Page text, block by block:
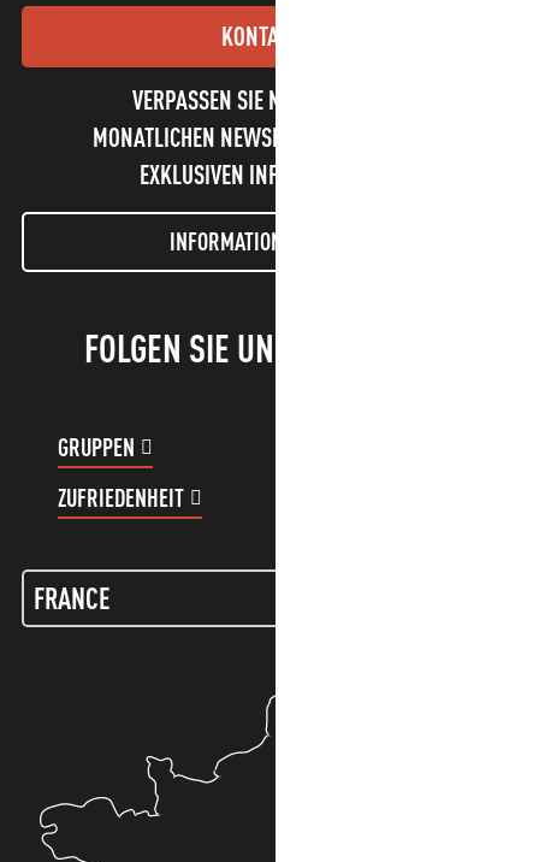
KONTAKT
VERPASSEN SIE NICHT UNSEREN
MONATLICHEN NEWSLETTER UND UNSERE
EXKLUSIVEN INFORMATIONEN!
INFORMATIONEN LETTER
FOLGEN SIE UNS!
GRUPPEN
ZUFRIEDENHEIT